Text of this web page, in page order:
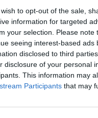
to opt-out of the sale,
information for targeted
your selection. Please
seeing interest-based
disclosed to third
disclosure of your personal
This information may
Participants that may
έως το Σάββατο